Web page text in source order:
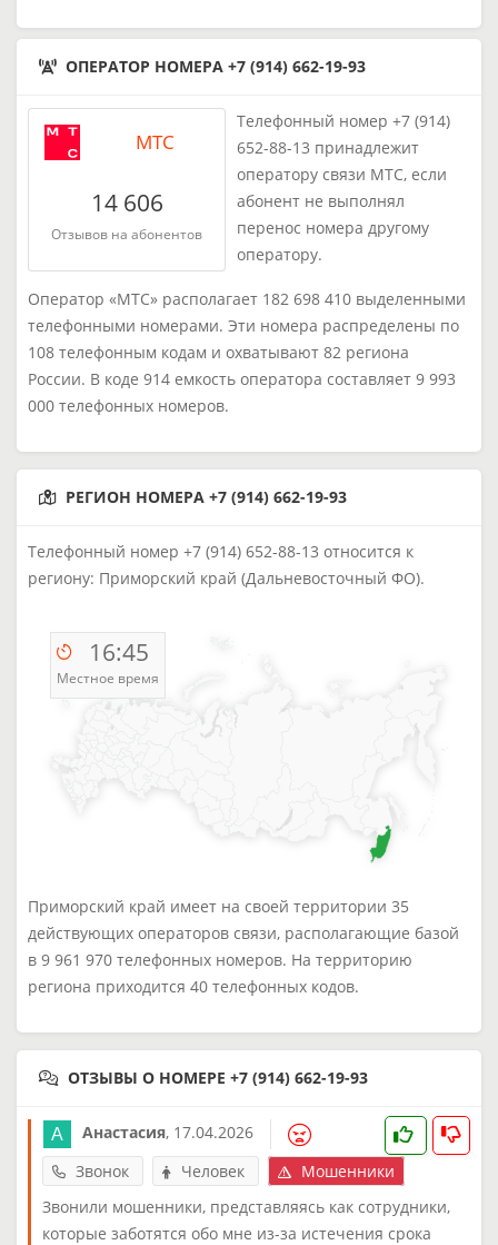
ОПЕРАТОР НОМЕРА +7 (914) 662-19-93
МТС
14 606
Отзывов на абонентов
Телефонный номер +7 (914)
652-88-13 принадлежит
оператору связи МТС, если
абонент не выполнял
перенос номера другому
оператору.
Оператор «МТС» располагает 182 698 410 выделенными
телефонными номерами. Эти номера распределены по
108 телефонным кодам и охватывают 82 региона
России. В коде 914 емкость оператора составляет 9 993
000 телефонных номеров.
РЕГИОН НОМЕРА +7 (914) 662-19-93
Телефонный номер +7 (914) 652-88-13 относится к
региону: Приморский край (Дальневосточный ФО).
16:45
Местное время
Приморский край имеет на своей территории 35
действующих операторов связи, располагающие базой
в 9 961 970 телефонных номеров. На территорию
региона приходится 40 телефонных кодов.
ОТЗЫВЫ О НОМЕРЕ +7 (914) 662-19-93
Анастасия, 17.04.2026
Звонок
Человек
Мошенники
Звонили мошенники, представляясь как сотрудники,
которые заботятся обо мне из-за истечения срока